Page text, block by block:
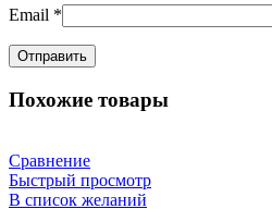
Email *
Похожие товары
Сравнение
Быстрый просмотр
В список желаний